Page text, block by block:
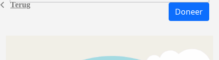
Terug
Doneer